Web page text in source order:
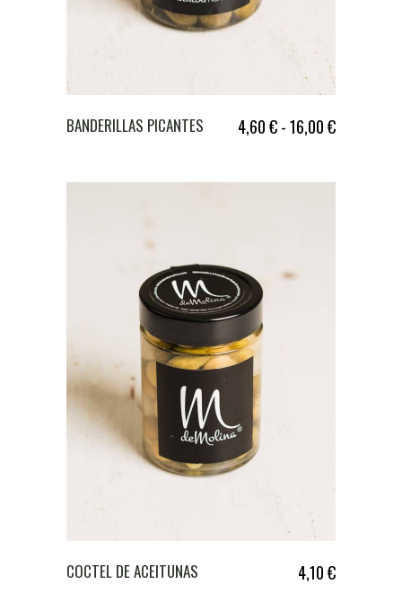
BANDERILLAS PICANTES 4,60€-16,00€
COCTEL DE ACEITUNAS 4,10€